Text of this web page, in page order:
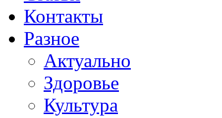
Контакты
Разное
Актуально
Здоровье
Культура